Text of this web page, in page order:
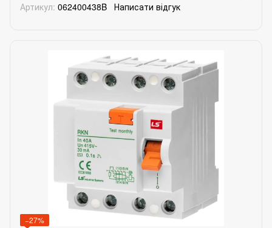
Артикул: 062400438B Написати відгук
−27%